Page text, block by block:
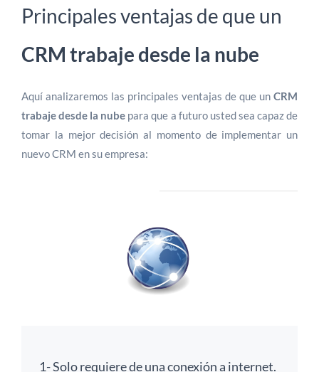
Principales ventajas de que un
CRM trabaje desde la nube
Aquí analizaremos las principales ventajas de que un CRM
trabaje desde la nube para que a futuro usted sea capaz de
tomar la mejor decisión al momento de implementar un
nuevo CRM en su empresa:
1- Solo requiere de una conexión a internet.